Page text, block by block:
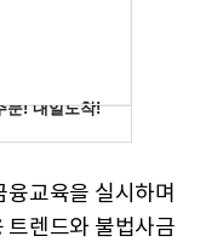
교육을 실시하며
트렌드와 불법사금